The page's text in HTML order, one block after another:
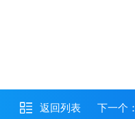
返回列表 下一个：